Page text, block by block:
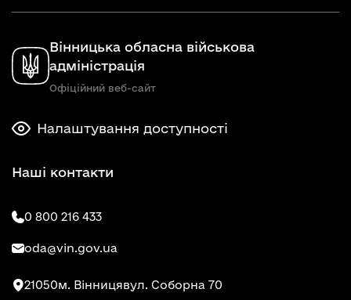
Вінницька обласна військова
адміністрація
Офіційний веб-сайт
Налаштування доступності
Наші контакти
0 800 216 433
oda@vin.gov.ua
21050м. Вінницявул. Соборна 70